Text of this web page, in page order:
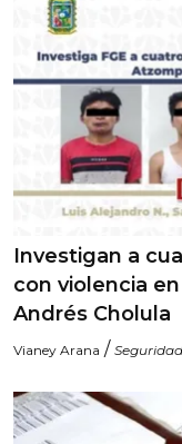
Investigan a
con violencia
Andrés Cholula
Vianey Arana / Seguridad